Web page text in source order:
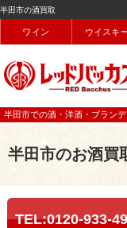
半田市の酒買取
ワイン ウイスキ
半田市での酒・洋酒・ブラン
半田市のお酒買
TEL:0120-933-